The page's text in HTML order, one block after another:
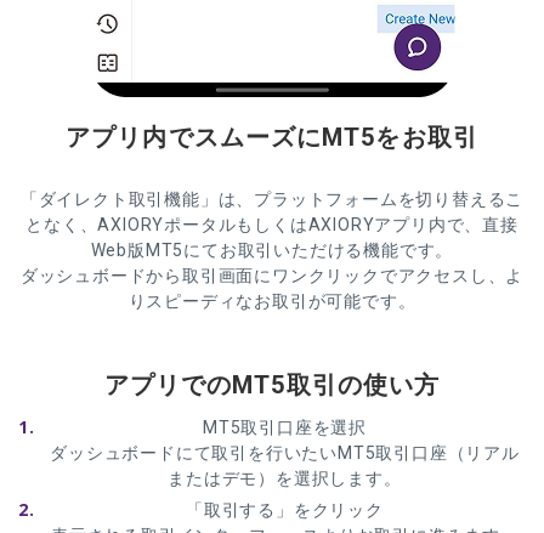
アプリ内でスムーズにMT5をお取引
「ダイレクト取引機能」は、プラットフォームを切り替えるこ
となく、AXIORYポータルもしくはAXIORYアプリ内で、直接
Web版MT5にてお取引いただける機能です。
ダッシュボードから取引画面にワンクリックでアクセスし、よ
りスピーディなお取引が可能です。
アプリでのMT5取引の使い方
MT5取引口座を選択
ダッシュボードにて取引を行いたいMT5取引口座（リアル
またはデモ）を選択します。
「取引する」をクリック